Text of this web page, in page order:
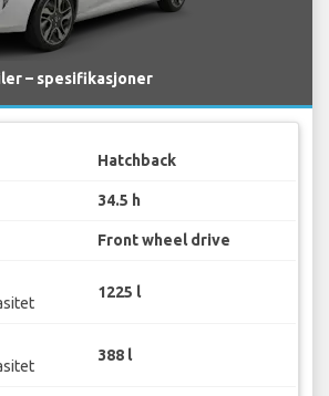
– spesifikasjoner
Hatchback
34.5 h
Front wheel drive
1225 l
388 l